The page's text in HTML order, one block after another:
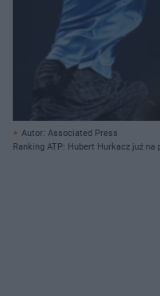
Autor: Associated Press
Ranking ATP: Hubert Hurkacz już